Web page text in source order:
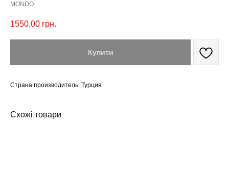
MONDO
1550,00 грн.
Купити
Страна производитель: Турция
Схожі товари